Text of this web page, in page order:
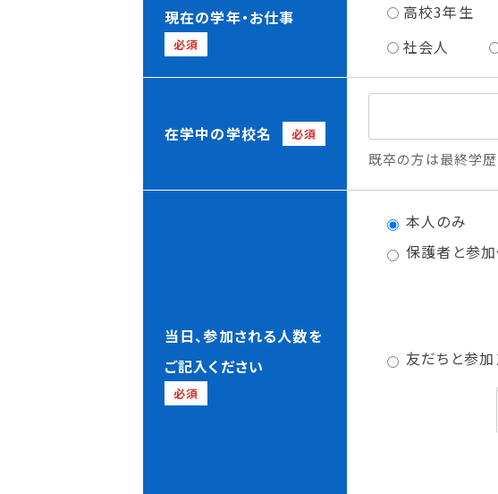
現在の学年・お仕事
必須
高校3年生
社会人
在学中の学校名 必須
既卒の方は最終学歴
当日、参加される人数を
ご記入ください
必須
本人のみ
保護者と参加
友だちと参加